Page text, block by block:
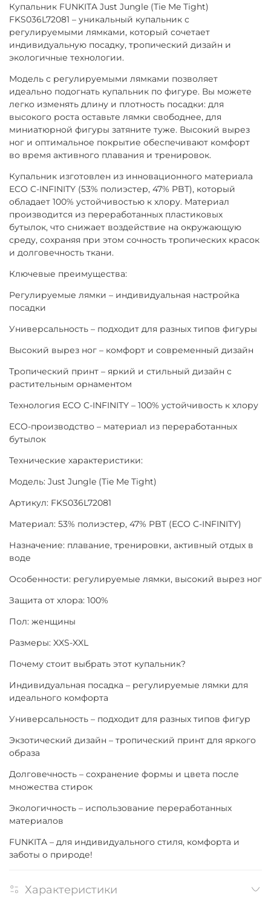
Купальник FUNKITA Just Jungle (Tie Me Tight)
FKS036L72081 – уникальный купальник с
регулируемыми лямками, который сочетает
индивидуальную посадку, тропический дизайн и
экологичные технологии.
Модель с регулируемыми лямками позволяет
идеально подогнать купальник по фигуре. Вы можете
легко изменять длину и плотность посадки: для
высокого роста оставьте лямки свободнее, для
миниатюрной фигуры затяните туже. Высокий вырез
ног и оптимальное покрытие обеспечивают комфорт
во время активного плавания и тренировок.
Купальник изготовлен из инновационного материала
ECO C-INFINITY (53% полиэстер, 47% PBT), который
обладает 100% устойчивостью к хлору. Материал
производится из переработанных пластиковых
бутылок, что снижает воздействие на окружающую
среду, сохраняя при этом сочность тропических красок
и долговечность ткани.
Ключевые преимущества:
Регулируемые лямки – индивидуальная настройка
посадки
Универсальность – подходит для разных типов фигуры
Высокий вырез ног – комфорт и современный дизайн
Тропический принт – яркий и стильный дизайн с
растительным орнаментом
Технология ECO C-INFINITY – 100% устойчивость к хлору
ECO-производство – материал из переработанных
бутылок
Технические характеристики:
Модель: Just Jungle (Tie Me Tight)
Артикул: FKS036L72081
Материал: 53% полиэстер, 47% PBT (ECO C-INFINITY)
Назначение: плавание, тренировки, активный отдых в
воде
Особенности: регулируемые лямки, высокий вырез ног
Защита от хлора: 100%
Пол: женщины
Размеры: XXS-XXL
Почему стоит выбрать этот купальник?
Индивидуальная посадка – регулируемые лямки для
идеального комфорта
Универсальность – подходит для разных типов фигур
Экзотический дизайн – тропический принт для яркого
образа
Долговечность – сохранение формы и цвета после
множества стирок
Экологичность – использование переработанных
материалов
FUNKITA – для индивидуального стиля, комфорта и
заботы о природе!
Характеристики